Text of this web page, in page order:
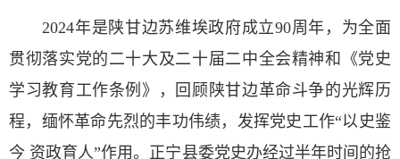
2024年是陕甘边苏维埃政府成立90周年，为全面
贯彻落实党的二十大及二十届二中全会精神和《党史
学习教育工作条例》，回顾陕甘边革命斗争的光辉历
程，缅怀革命先烈的丰功伟绩，发挥党史工作“以史鉴
今 资政育人”作用。正宁县委党史办经过半年时间的抢